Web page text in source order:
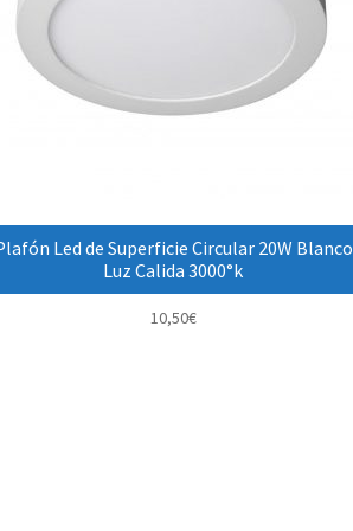
Led de Superficie Circular 20W Blanco
Luz Calida 3000°k
10,50€